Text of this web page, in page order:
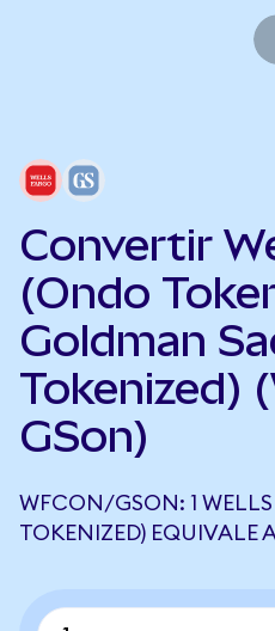
Convertir
(Ondo
Goldman
Tokenized)
GSon)
WFCON/GSON: 1
TOKENIZED) EQUIVALE